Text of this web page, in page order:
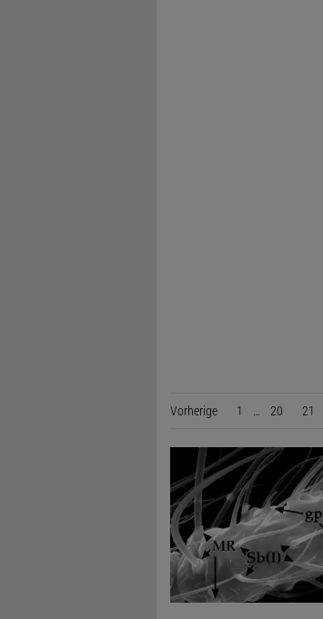
Vorherige Seite1 … 20 21